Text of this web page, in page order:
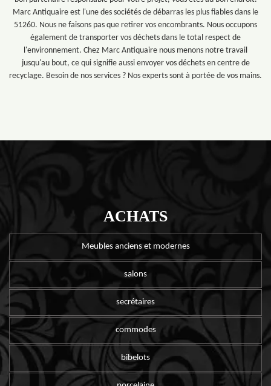
Marc Antiquaire est l'une des sociétés de débarras les plus fiables dans le
51260. Nous ne faisons pas que retirer vos encombrants. Nous occupons
également de transporter vos déchets dans le total respect de
l'environnement. Chez Marc Antiquaire nous menons notre travail
jusqu'au bout, ce qui signifie aussi envoyer vos déchets en centre de
recyclage. Besoin de nos services ? Nos experts sont à portée de vos mains.
ACHATS
Meubles anciens et modernes
salons
secrétaires
commodes
bibelots